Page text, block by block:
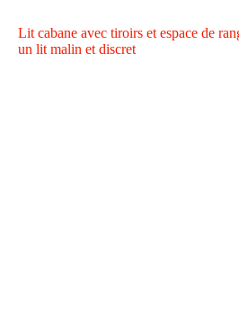
Lit cabane avec tiroirs et espace de
un lit malin et discret